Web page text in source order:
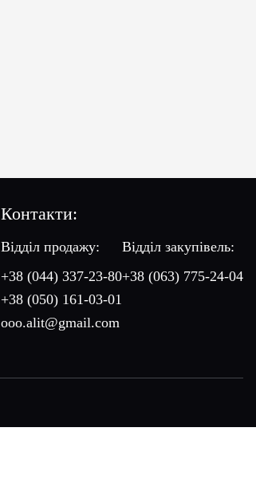
Контакти:
Відділ продажу:
+38 (044) 337-23-80
+38 (050) 161-03-01
ooo.alit@gmail.com
Відділ закупівель:
+38 (063) 775-24-04